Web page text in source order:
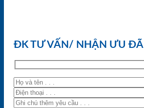
ĐK TƯ VẤN/ NHẬN ƯU ĐÃI